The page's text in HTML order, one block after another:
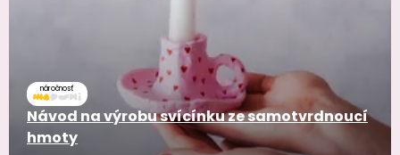
náročnosť
Návod na výrobu svícínku ze samotvrdnoucí
hmoty